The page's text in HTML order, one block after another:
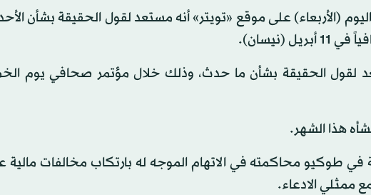
(الأربعاء) على موقع «تويتر» أنه مستعد لقول الحقيقة بشأن
(نيسان).
هذا الشهر.
طوكيو محاكمته في الاتهام الموجه له بارتكاب مخالفات مالية
ممثلي الادعاء.